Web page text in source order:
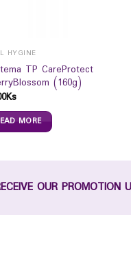
HYGINE
TP CareProtect
(160g)
Ks
MORE
OUR PROMOTION